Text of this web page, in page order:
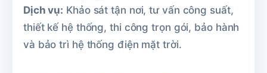
Dịch vụ: Khảo sát tận nơi, tư vấn công suất,
thiết kế hệ thống, thi công trọn gói, bảo hành
và bảo trì hệ thống điện mặt trời.